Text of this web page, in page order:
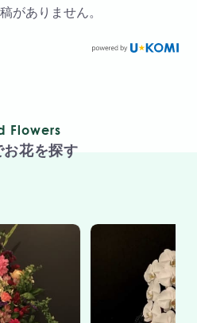
がありません。
Flowers
お花を探す